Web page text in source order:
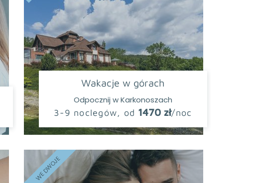
Wakacje w górach
Odpocznij w Karkonoszach
3-9 noclegów, od 1470 zł/noc
WE DWOJE